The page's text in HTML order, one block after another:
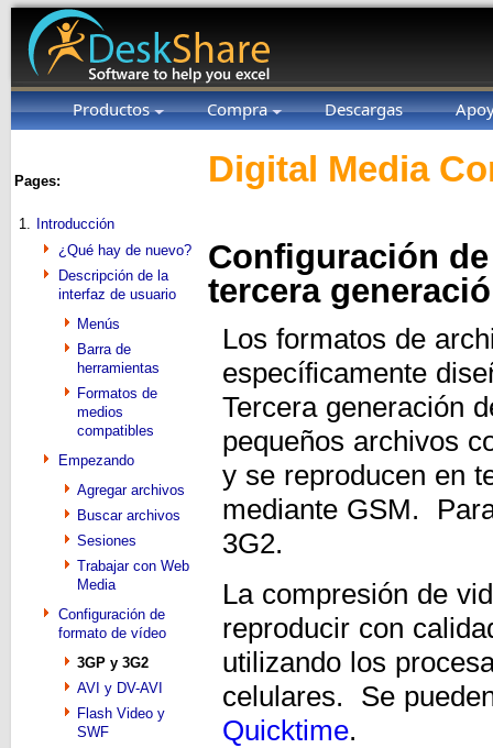
Productos Compra Descargas
Pages:
1.
Introducción
¿Qué hay de nuevo?
Descripción de la
interfaz de usuario
Menús
Barra de
herramientas
Formatos de
medios
compatibles
Empezando
Agregar archivos
Buscar archivos
Sesiones
Trabajar con Web
Media
Configuración de
formato de vídeo
3GP y 3G2
AVI y DV-AVI
Flash Video y
SWF
Digital Media
Configuración
tercera
Los formatos de
específicamente
Tercera generación
pequeños archivos
y se reproducen en
mediante GSM.
3G2.
La compresión de
reproducir con
utilizando los
celulares. Se
Quicktime.